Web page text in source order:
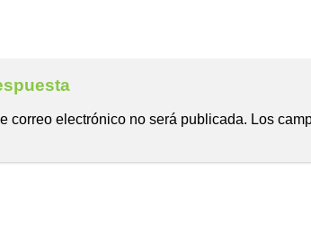
correo electrónico no será publicada. Los